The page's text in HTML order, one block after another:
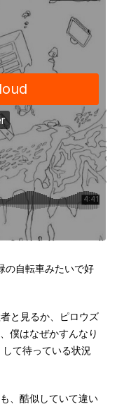
の自転車みたいで好
と見るか、ピロウズ
僕はなぜかすんなり
て待っている状況
、酷似していて違い